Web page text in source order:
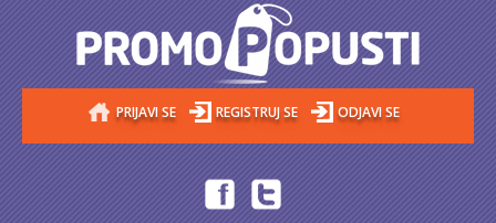
PRIJAVI SE REGISTRUJ SE ODJAVI SE